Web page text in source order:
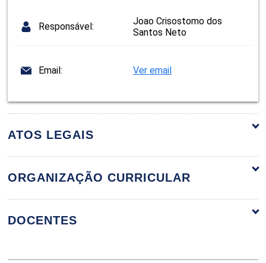
Responsável:
Joao Crisostomo dos
Santos Neto
Email: Ver email
ATOS LEGAIS
ORGANIZAÇÃO CURRICULAR
DOCENTES